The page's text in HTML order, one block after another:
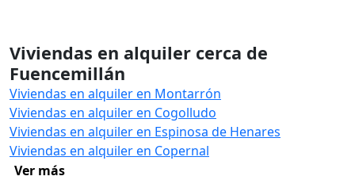
Viviendas en alquiler cerca de
Fuencemillán
Viviendas en alquiler en Montarrón
Viviendas en alquiler en Cogolludo
Viviendas en alquiler en Espinosa de Henares
Viviendas en alquiler en Copernal
Ver más